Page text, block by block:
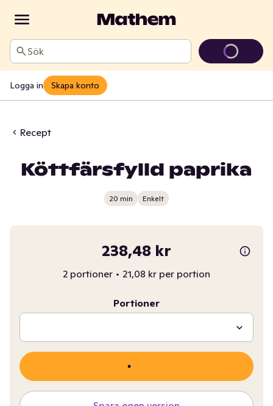
Sök
Logga in Skapa konto
Recept
Köttfärsfylld paprika
20 min Enkelt
238,48 kr
2 portioner • 21,08 kr per portion
Portioner